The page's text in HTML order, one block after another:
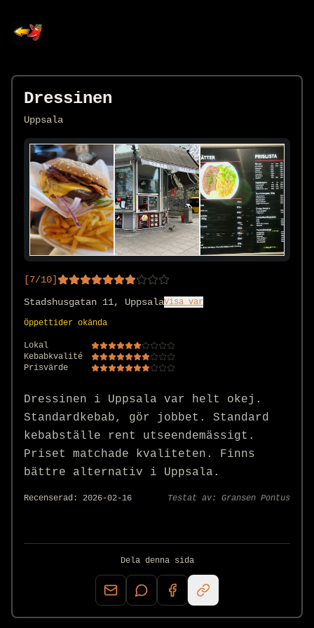
Dressinen
Uppsala
[7/10]
Stadshusgatan 11, UppsalaVisa var
Öppettider okända
Lokal
Kebabkvalité
Prisvärde
Dressinen i Uppsala var helt okej.
Standardkebab, gör jobbet. Standard
kebabställe rent utseendemässigt.
Priset matchade kvaliteten. Finns
bättre alternativ i Uppsala.
Recenserad: 2026-02-16 Testat av: Gransen Pontus
Dela denna sida